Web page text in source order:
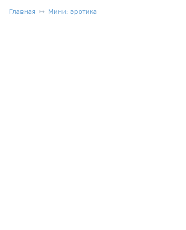
Главная Мини: эротика